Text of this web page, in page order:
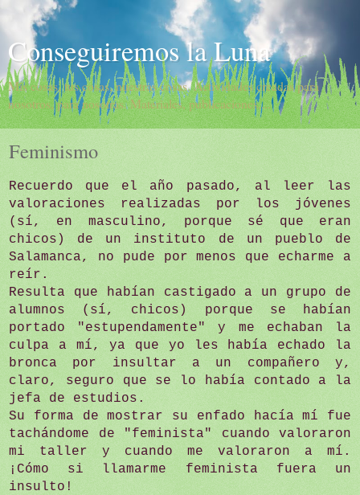
Conseguiremos la Luna
Mis cosas, tus cosas, nuestras cosas. Actividades creadas para
nosotros, para nosotras. Materiales, publicaciones,...
Feminismo
Recuerdo que el año pasado, al leer las
valoraciones realizadas por los jóvenes
(sí, en masculino, porque sé que eran
chicos) de un instituto de un pueblo de
Salamanca, no pude por menos que echarme a
reír.
Resulta que habían castigado a un grupo de
alumnos (sí, chicos) porque se habían
portado "estupendamente" y me echaban la
culpa a mí, ya que yo les había echado la
bronca por insultar a un compañero y,
claro, seguro que se lo había contado a la
jefa de estudios.
Su forma de mostrar su enfado hacía mí fue
tachándome de "feminista" cuando valoraron
mi taller y cuando me valoraron a mí.
¡Cómo si llamarme feminista fuera un
insulto!